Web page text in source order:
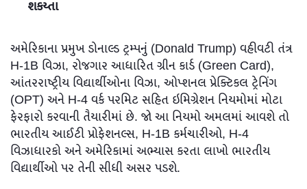
શકય્તા
અમેરિકાના પ્રમુખ ડોનાલ્ડ ટ્રમ્પનું (Donald Trump) વહીવટી તંત્ર
H-1B વિઝા, રોજગાર આધારિત ગ્રીન કાર્ડ (Green Card),
આંતરરાષ્ટ્રીય વિદ્યાર્થીઓના વિઝા, ઓપ્શનલ પ્રેક્ટિકલ ટ્રેનિંગ
(OPT) અને H-4 વર્ક પરમિટ સહિત ઇમિગ્રેશન નિયમોમાં મોટા
ફેરફારો કરવાની તૈયારીમાં છે. જો આ નિયમો અમલમાં આવશે તો
ભારતીય આઈટી પ્રોફેશનલ્સ, H-1B કર્મચારીઓ, H-4
વિઝાધારકો અને અમેરિકામાં અભ્યાસ કરતા લાખો ભારતીય
વિદ્યાર્થીઓ પર તેની સીધી અસર પડશે.